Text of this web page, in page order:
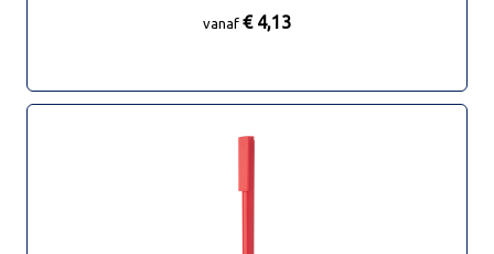
vanaf € 4,13